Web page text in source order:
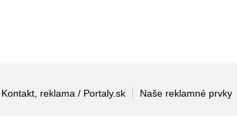
Kontakt, reklama / Portaly.sk Naše reklamné prvky